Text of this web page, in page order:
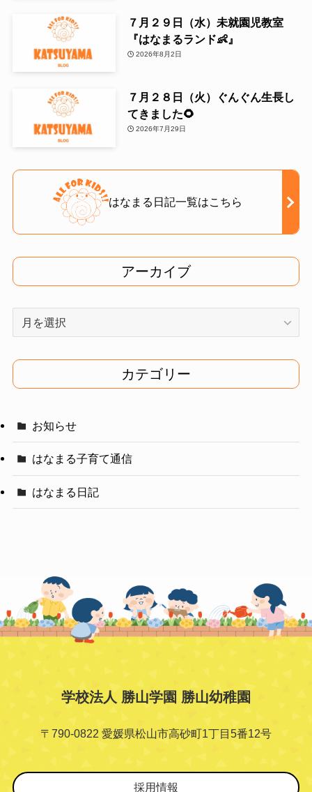
７月２９日（水）未就園児教室
『はなまるランド👶』
2026年8月2日
７月２８日（火）ぐんぐん生長し
てきました🌻
2026年7月29日
はなまる日記一覧はこちら
アーカイブ
イ
ブ
カテゴリー
お知らせ
はなまる子育て通信
はなまる日記
学校法人 勝山学園 勝山幼稚園
〒790-0822 愛媛県松山市高砂町1丁目5番12号
採用情報